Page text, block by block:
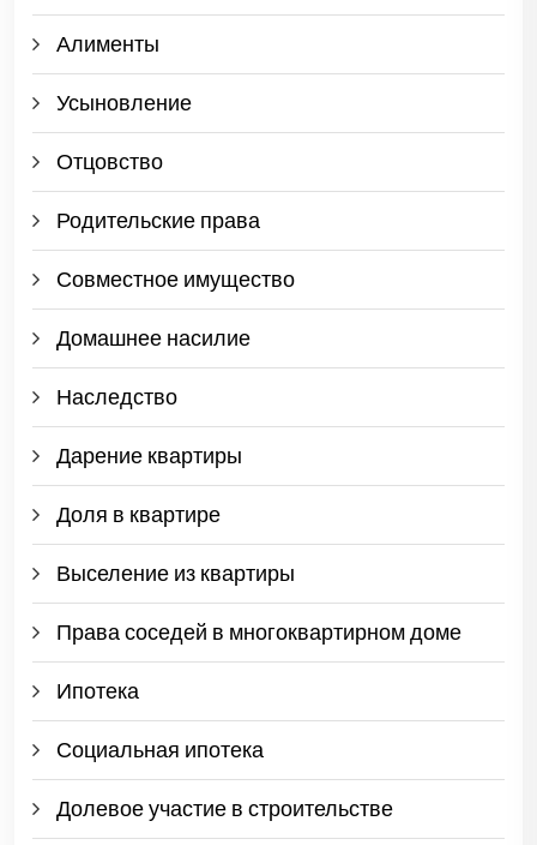
Алименты
Усыновление
Отцовство
Родительские права
Совместное имущество
Домашнее насилие
Наследство
Дарение квартиры
Доля в квартире
Выселение из квартиры
Права соседей в многоквартирном доме
Ипотека
Социальная ипотека
Долевое участие в строительстве